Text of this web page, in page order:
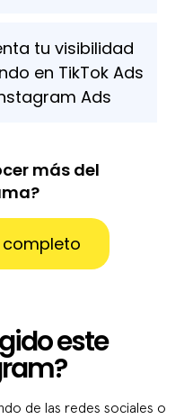
tu visibilidad
en TikTok Ads
Ads
más del
este
de las redes sociales o